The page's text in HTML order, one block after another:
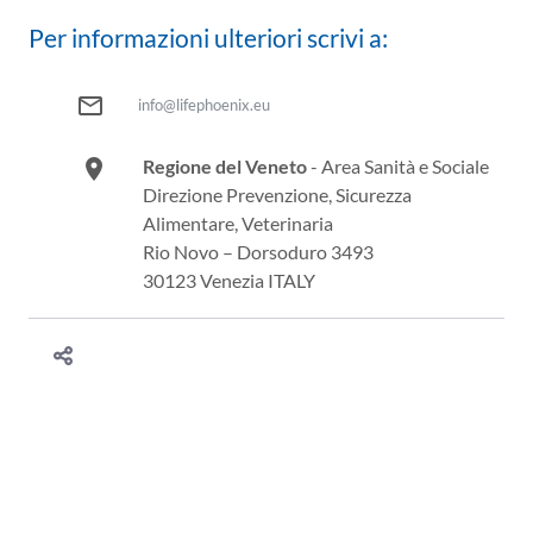
Per informazioni ulteriori scrivi a:
mail_outline info@lifephoenix.eu
room Regione del Veneto- Area Sanità e Sociale
Direzione Prevenzione, Sicurezza
Alimentare, Veterinaria
Rio Novo – Dorsoduro 3493
30123 Venezia ITALY